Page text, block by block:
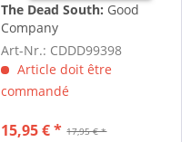
The Dead South: Good
Company
Art-Nr.: CDDD99398
Article doit être
commandé
17,95 € *
15,95 € *